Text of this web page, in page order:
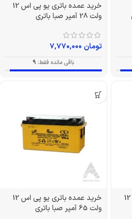
خرید عمده باتری یو پی اس 12
ولت 28 آمپر صبا باتری
تومان
باقی مانده فقط: 9
خرید عمده باتری یو پی اس 12
خرید عمده باتری یو پی اس 12
ولت 65 آمپر صبا باتری